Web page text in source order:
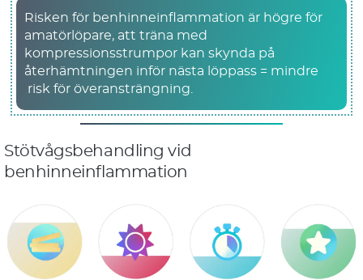
Risken för benhinneinflammation är högre för
amatörlöpare, att träna med
kompressionsstrumpor kan skynda på
återhämtningen inför nästa löppass = mindre
risk för överansträngning.
Stötvågsbehandling vid
benhinneinflammation